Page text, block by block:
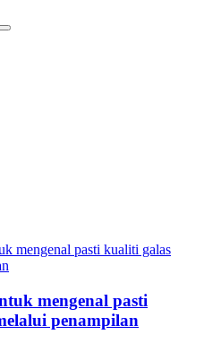
mengenal pasti
penampilan